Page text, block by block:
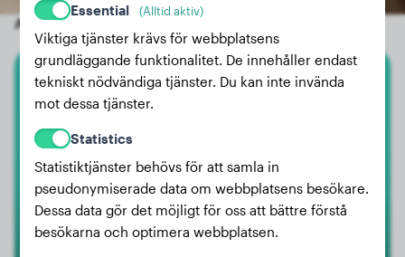
Andra slumpmässiga hundar
Vit Herdehund
Essential (Alltid aktiv)
Viktiga tjänster krävs för webbplatsens
grundläggande funktionalitet. De innehåller endast
tekniskt nödvändiga tjänster. Du kan inte invända
mot dessa tjänster.
Statistics
Statistiktjänster behövs för att samla in
pseudonymiserade data om webbplatsens besökare.
Dessa data gör det möjligt för oss att bättre förstå
besökarna och optimera webbplatsen.